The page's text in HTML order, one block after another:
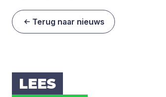
Terug naar nieuws
LEES